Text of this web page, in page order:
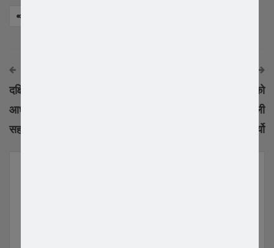
दक्षिण कोरिया बाट सरस्वती
आधारभूत विद्यालयलाई कम्प्यूटर
सहयोग
प्रचण्ड – नेपाल समुहको
कोरिया कमिटिले ओली
समुहलाइ कारबाही गर्यो